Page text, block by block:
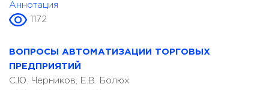
Аннотация
1172
ВОПРОСЫ АВТОМАТИЗАЦИИ ТОРГОВЫХ
ПРЕДПРИЯТИЙ
С.Ю. Черников, Е.В. Болюх